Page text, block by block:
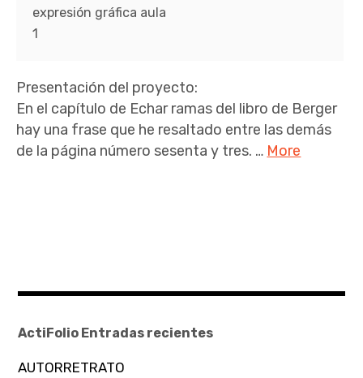
expresión gráfica aula
1
Presentación del proyecto:
En el capítulo de Echar ramas del libro de Berger
hay una frase que he resaltado entre las demás
de la página número sesenta y tres. … More
ActiFolio Entradas recientes
AUTORRETRATO